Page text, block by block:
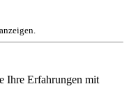
Ihre Erfahrungen mit